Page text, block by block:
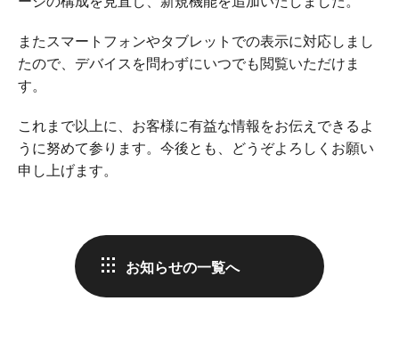
またスマートフォンやタブレットでの表示に対応しまし
たので、デバイスを問わずにいつでも閲覧いただけま
す。
これまで以上に、お客様に有益な情報をお伝えできるよ
うに努めて参ります。今後とも、どうぞよろしくお願い
申し上げます。
お知らせの一覧へ